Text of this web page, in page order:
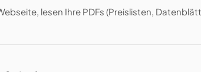
lesen Ihre PDFs (Preislisten,